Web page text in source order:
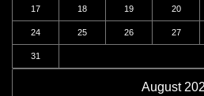
August
17 18 19 20
24 25 26 27
31